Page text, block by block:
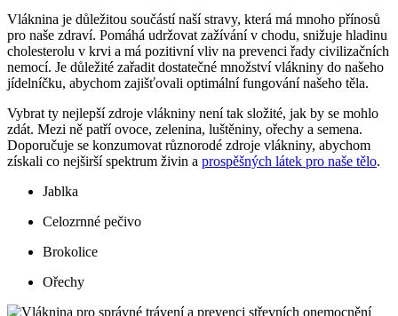
Vláknina je důležitou součástí naší stravy, která má mnoho přínosů
pro naše zdraví. Pomáhá udržovat zažívání v chodu, snižuje hladinu
cholesterolu v krvi a má pozitivní vliv na prevenci řady civilizačních
nemocí. Je důležité zařadit dostatečné množství vlákniny do našeho
jídelníčku, abychom zajišťovali optimální fungování našeho těla.
Vybrat ty nejlepší zdroje vlákniny není tak složité, jak by se mohlo
zdát. Mezi ně patří ovoce, zelenina, luštěniny, ořechy a semena.
Doporučuje se konzumovat různorodé zdroje vlákniny, abychom
získali co nejširší spektrum živin a prospěšných látek pro naše tělo.
Jablka
Celozrnné pečivo
Brokolice
Ořechy